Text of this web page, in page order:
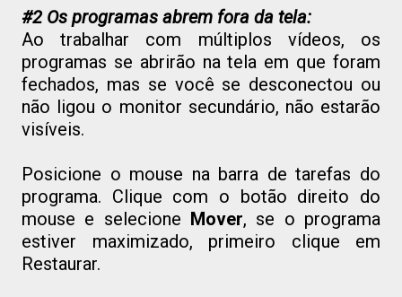
#2 Os programas abrem fora da tela:
Ao trabalhar com múltiplos vídeos, os
programas se abrirão na tela em que foram
fechados, mas se você se desconectou ou
não ligou o monitor secundário, não estarão
visíveis.
Posicione o mouse na barra de tarefas do
programa. Clique com o botão direito do
mouse e selecione Mover, se o programa
estiver maximizado, primeiro clique em
Restaurar.